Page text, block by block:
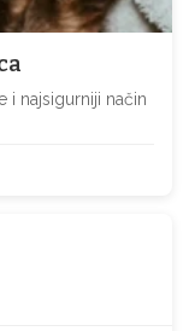
i najsigurniji način